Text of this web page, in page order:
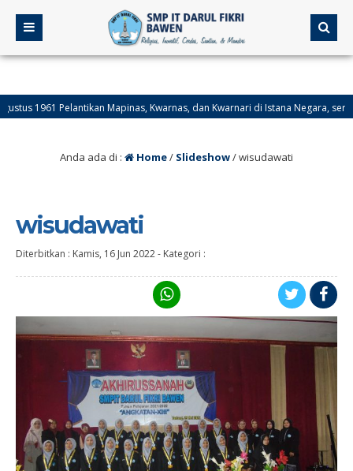
Pelantikan Mapinas, Kwarnas, dan Kwarnari di Istana Negara, serta
Hari Jadi Provinsi Kalimantan Selatan.
Anda ada di : Home/ Slideshow/wisudawati
wisudawati
Diterbitkan : Kamis, 16 Jun 2022- Kategori :